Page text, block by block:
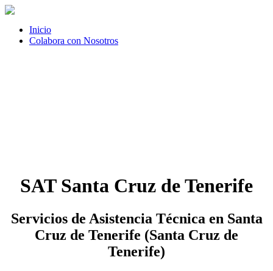
Inicio
Colabora con Nosotros
SAT Santa Cruz de Tenerife
Servicios de Asistencia Técnica en Santa
Cruz de Tenerife (Santa Cruz de
Tenerife)